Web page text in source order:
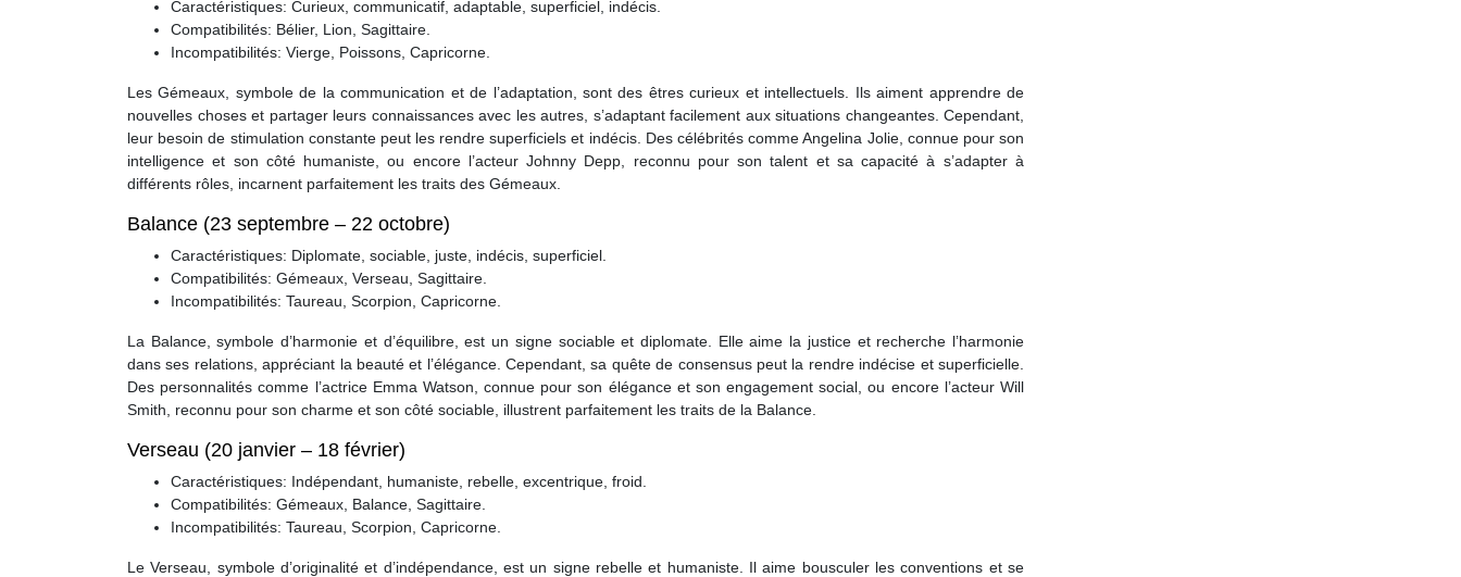
Caractéristiques: Curieux, communicatif, adaptable, superficiel, indécis.
Compatibilités: Bélier, Lion, Sagittaire.
Incompatibilités: Vierge, Poissons, Capricorne.
Les Gémeaux, symbole de la communication et de l’adaptation, sont des êtres curieux et intellectuels. Ils aiment apprendre de
nouvelles choses et partager leurs connaissances avec les autres, s’adaptant facilement aux situations changeantes. Cependant,
leur besoin de stimulation constante peut les rendre superficiels et indécis. Des célébrités comme Angelina Jolie, connue pour son
intelligence et son côté humaniste, ou encore l’acteur Johnny Depp, reconnu pour son talent et sa capacité à s’adapter à
différents rôles, incarnent parfaitement les traits des Gémeaux.
Balance (23 septembre – 22 octobre)
Caractéristiques: Diplomate, sociable, juste, indécis, superficiel.
Compatibilités: Gémeaux, Verseau, Sagittaire.
Incompatibilités: Taureau, Scorpion, Capricorne.
La Balance, symbole d’harmonie et d’équilibre, est un signe sociable et diplomate. Elle aime la justice et recherche l’harmonie
dans ses relations, appréciant la beauté et l’élégance. Cependant, sa quête de consensus peut la rendre indécise et superficielle.
Des personnalités comme l’actrice Emma Watson, connue pour son élégance et son engagement social, ou encore l’acteur Will
Smith, reconnu pour son charme et son côté sociable, illustrent parfaitement les traits de la Balance.
Verseau (20 janvier – 18 février)
Caractéristiques: Indépendant, humaniste, rebelle, excentrique, froid.
Compatibilités: Gémeaux, Balance, Sagittaire.
Incompatibilités: Taureau, Scorpion, Capricorne.
Le Verseau, symbole d’originalité et d’indépendance, est un signe rebelle et humaniste. Il aime bousculer les conventions et se